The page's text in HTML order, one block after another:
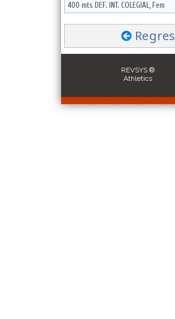
400 mts DEF. INT. COLEGIAL, Fem
REVSYS ®
Athletics